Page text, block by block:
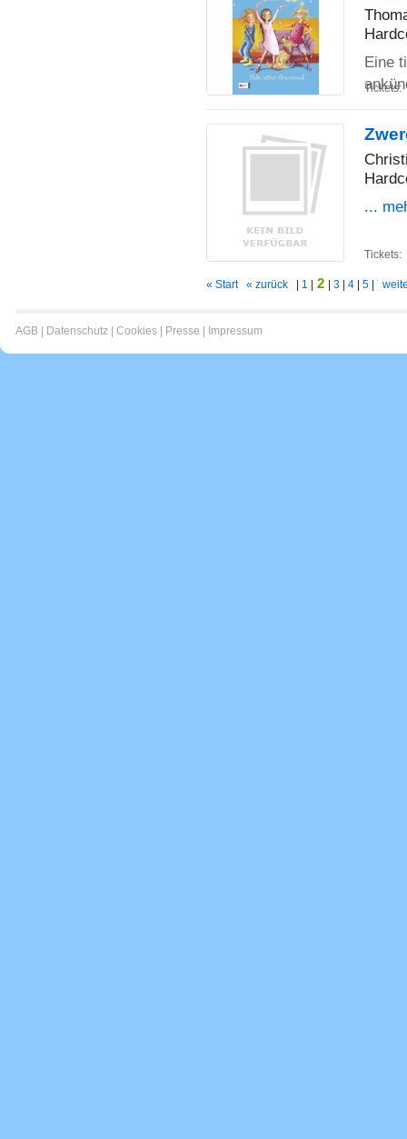
Eine
Tickets:
...
Tickets:
« Start « zurück 1 2 3 4 5
AGB Datenschutz Cookies Presse Impressum